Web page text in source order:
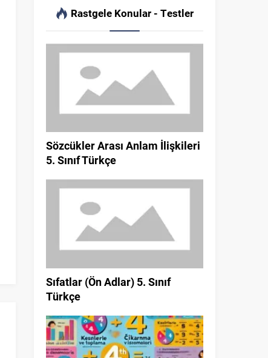
Rastgele Konular - Testler
Sözcükler Arası Anlam İlişkileri
5. Sınıf Türkçe
Sıfatlar (Ön Adlar) 5. Sınıf
Türkçe